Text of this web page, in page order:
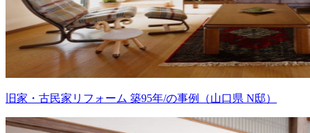
旧家・古民家リフォーム 築95年/の事例（山口県 N邸）